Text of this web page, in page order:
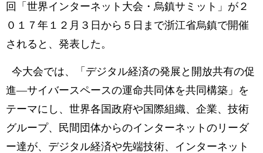
中日対訳
回「世界インターネット大会・烏鎮サミット」が２
０１７年１２月３日から５日まで浙江省烏鎮で開催
されると、発表した。
今大会では、「デジタル経済の発展と開放共有の促
進―サイバースペースの運命共同体を共同構築」を
テーマにし、世界各国政府や国際組織、企業、技術
グループ、民間団体からのインターネットのリーダ
ー達が、デジタル経済や先端技術、インターネット